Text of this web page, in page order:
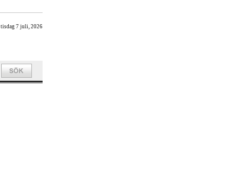
tisdag 7 juli, 2026